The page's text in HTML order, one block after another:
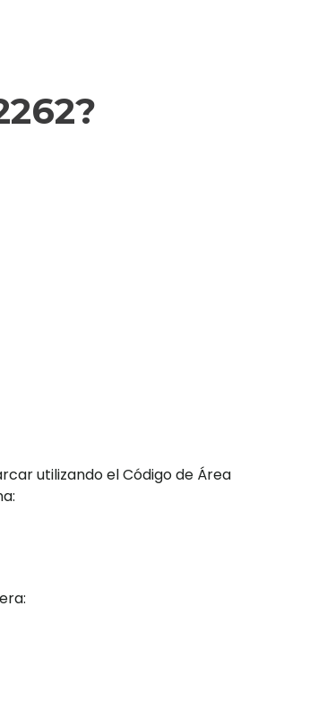
utilizando el Código de Área